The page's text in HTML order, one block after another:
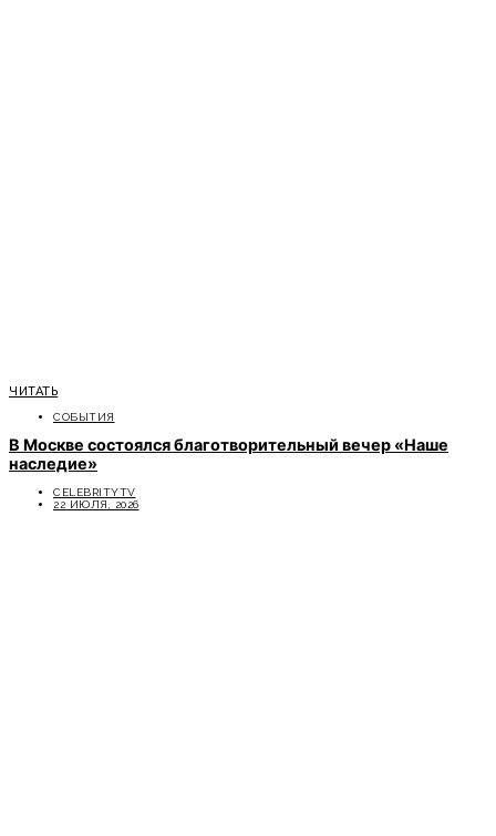
ЧИТАТЬ
СОБЫТИЯ
В Москве состоялся благотворительный вечер «Наше
наследие»
CELEBRITYTV
22 ИЮЛЯ, 2026